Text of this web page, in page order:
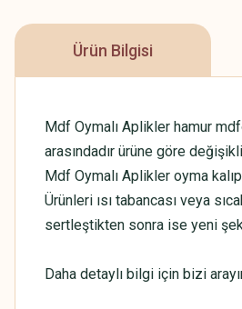
Ürün Bilgisi
Mdf Oymalı Aplikler hamur
arasındadır ürüne göre
Mdf Oymalı Aplikler oyma
Ürünleri ısı tabancası veya
sertleştikten sonra ise yeni
Daha detaylı bilgi için bizi